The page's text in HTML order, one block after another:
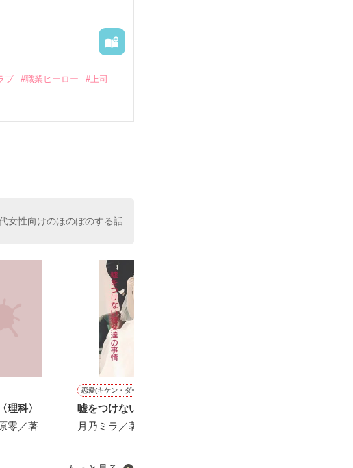
ブ #職業ヒーロー #上司
きた上、同居まで提案
です。
女性向けのほのぼのする話
理科〉
零／著
恋愛(キケン・ダーク)
嘘をつけない彼女達の事情
月乃ミラ／著